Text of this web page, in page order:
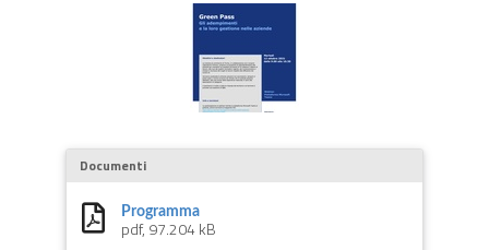
Documenti
Programma
pdf, 97.204 kB